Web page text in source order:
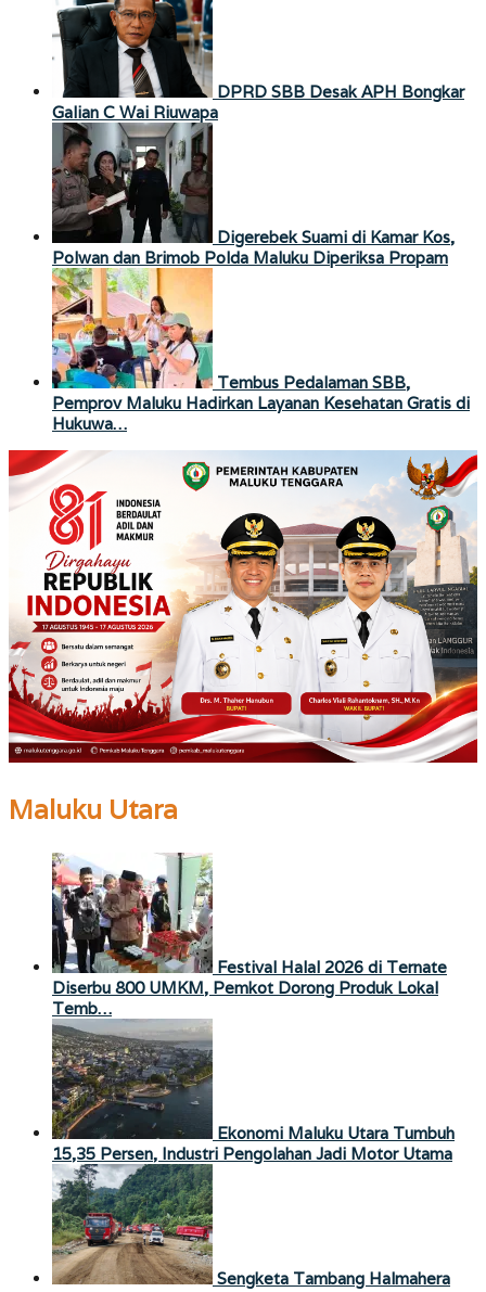
DPRD SBB Desak APH Bongkar
Galian C Wai Riuwapa
Digerebek Suami di Kamar Kos,
Polwan dan Brimob Polda Maluku Diperiksa Propam
Tembus Pedalaman SBB,
Pemprov Maluku Hadirkan Layanan Kesehatan Gratis di
Hukuwa…
Maluku Utara
Festival Halal 2026 di Ternate
Diserbu 800 UMKM, Pemkot Dorong Produk Lokal
Temb…
Ekonomi Maluku Utara Tumbuh
15,35 Persen, Industri Pengolahan Jadi Motor Utama
Sengketa Tambang Halmahera